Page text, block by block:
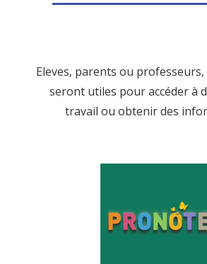
Eleves, parents ou professeurs,
seront utiles pour accéder à
travail ou obtenir des